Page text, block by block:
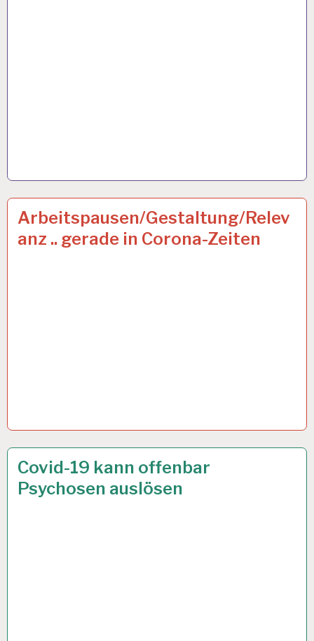
12-
STUNDEN-
ARBEITSTAG…
Arbeitspausen/Gestaltung/Relev
anz .. gerade in Corona-Zeiten
28 AUG. 2020
50PLUS…
Covid-19 kann offenbar
Psychosen auslösen
23 JULI 2020